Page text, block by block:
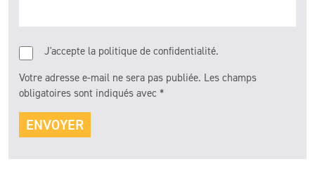
Votre adresse e-mail ne sera pas publiée. Les champs
obligatoires sont indiqués avec *
J'accepte la politique de confidentialité.